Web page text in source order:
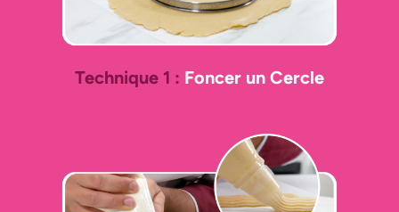
Technique 1 : Foncer un Cercle